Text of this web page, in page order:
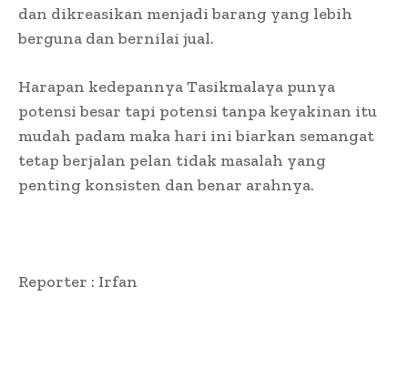
dan dikreasikan menjadi barang yang lebih
berguna dan bernilai jual.
Harapan kedepannya Tasikmalaya punya
potensi besar tapi potensi tanpa keyakinan itu
mudah padam maka hari ini biarkan semangat
tetap berjalan pelan tidak masalah yang
penting konsisten dan benar arahnya.
Reporter : Irfan